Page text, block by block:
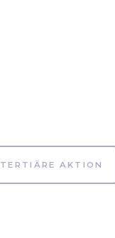
TERTIÄRE AKTION